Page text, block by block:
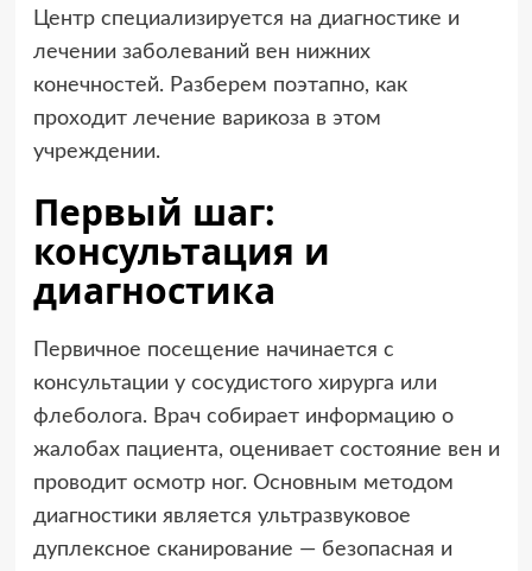
Центр специализируется на диагностике и
лечении заболеваний вен нижних
конечностей. Разберем поэтапно, как
проходит лечение варикоза в этом
учреждении.
Первый шаг:
консультация и
диагностика
Первичное посещение начинается с
консультации у сосудистого хирурга или
флеболога. Врач собирает информацию о
жалобах пациента, оценивает состояние вен и
проводит осмотр ног. Основным методом
диагностики является ультразвуковое
дуплексное сканирование — безопасная и